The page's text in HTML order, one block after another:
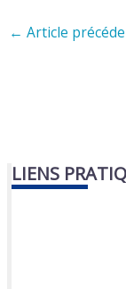
← Article
LIENS